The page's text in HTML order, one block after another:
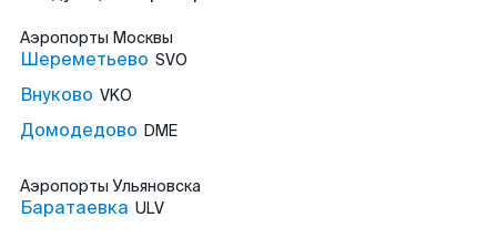
Аэропорты Москвы
Шереметьево SVO
Внуково VKO
Домодедово DME
Аэропорты Ульяновска
Баратаевка ULV